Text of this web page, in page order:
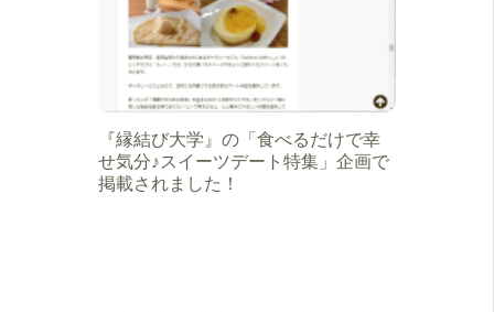
『縁結び大学』の「食べるだけで幸
せ気分♪スイーツデート特集」企画で
掲載されました！